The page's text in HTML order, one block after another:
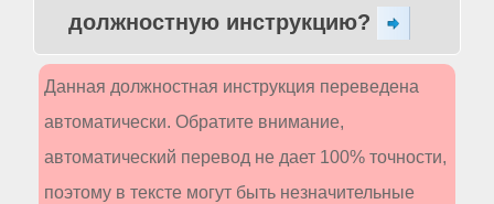
должностную инструкцию?
Данная должностная инструкция переведена
автоматически. Обратите внимание,
автоматический перевод не дает 100% точности,
поэтому в тексте могут быть незначительные